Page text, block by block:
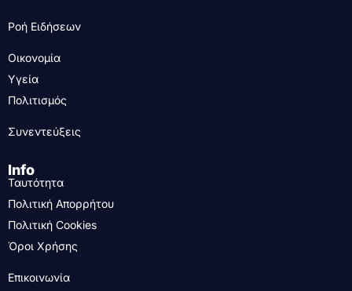
Ροή Ειδήσεων
Οικονομία
Υγεία
Πολιτισμός
Συνεντεύξεις
Info
Ταυτότητα
Πολιτική Απορρήτου
Πολιτική Cookies
Όροι Χρήσης
Επικοινωνία